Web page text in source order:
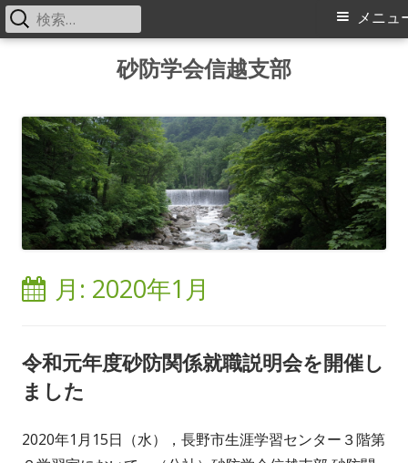
砂防学会信越支部
メ
メニュ
検
索:
月: 2020年1月
令和元年度砂防関係就職説明会を開催し
ました
2020年1月15日（水），長野市生涯学習センター３階第